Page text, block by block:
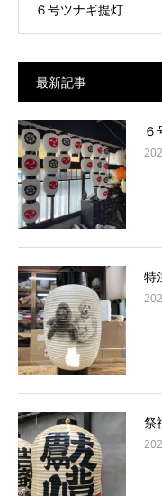
６号ツナギ提灯
最新記事
６
特
祭